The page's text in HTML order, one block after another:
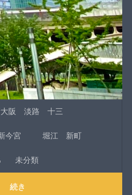
大阪 淡路 十三
今宮 堀江 新町
未分類
続き